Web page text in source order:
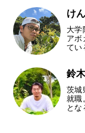
け
大学
アボ
てい
鈴
茨城
就職
と